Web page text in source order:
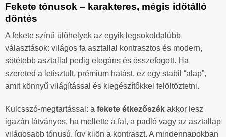
Fekete tónusok – karakteres, mégis időtálló
döntés
A fekete színű ülőhelyek az egyik legsokoldalúbb
választások: világos fa asztallal kontrasztos és modern,
sötétebb asztallal pedig elegáns és összefogott. Ha
szereted a letisztult, prémium hatást, ez egy stabil “alap”,
amit könnyű világítással és kiegészítőkkel felöltöztetni.
Kulcsszó-megtartással: a fekete étkezőszék akkor lesz
igazán látványos, ha mellette a fal, a padló vagy az asztallap
világosabb tónusú, így kijön a kontraszt. A mindennapokban